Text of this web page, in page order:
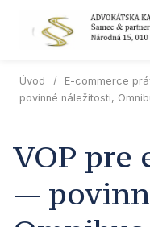
Úvod / E-commerce
povinné náležitosti,
VOP pre
—